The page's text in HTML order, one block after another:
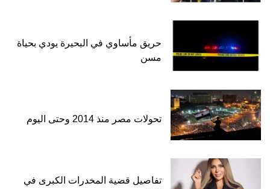
حريق مأساوي في البحيرة يودي بحياة
مسن
تحولات مصر منذ 2014 وحتى اليوم
تفاصيل قضية المخدرات الكبرى في